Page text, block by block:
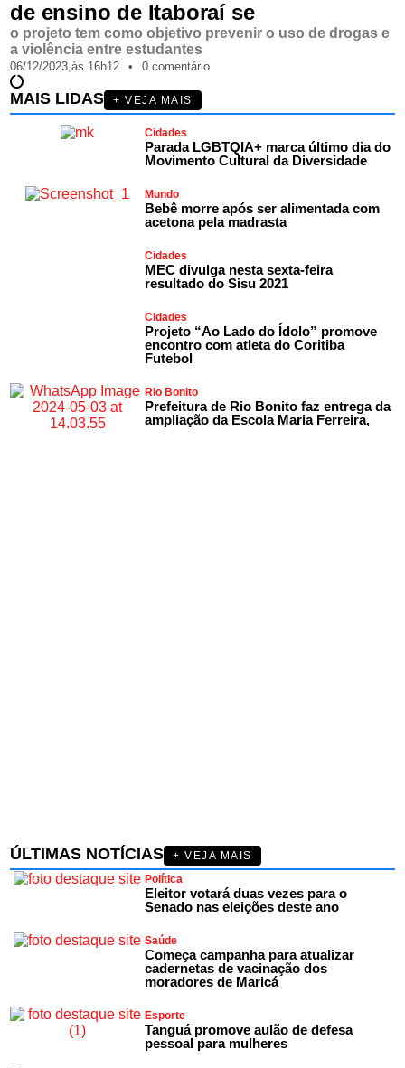
de ensino de Itaboraí se
o projeto tem como objetivo prevenir o uso de drogas e
a violência entre estudantes
06/12/2023,às 16h12 • 0 comentário
MAIS LIDAS + VEJA MAIS
Cidades
Parada LGBTQIA+ marca último dia do
Movimento Cultural da Diversidade
Mundo
Bebê morre após ser alimentada com
acetona pela madrasta
Cidades
MEC divulga nesta sexta-feira
resultado do Sisu 2021
Cidades
Projeto “Ao Lado do Ídolo” promove
encontro com atleta do Coritiba
Futebol
Rio Bonito
Prefeitura de Rio Bonito faz entrega da
ampliação da Escola Maria Ferreira,
ÚLTIMAS NOTÍCIAS
+ VEJA MAIS
Política
Eleitor votará duas vezes para o
Senado nas eleições deste ano
Saúde
Começa campanha para atualizar
cadernetas de vacinação dos
moradores de Maricá
Esporte
Tanguá promove aulão de defesa
pessoal para mulheres